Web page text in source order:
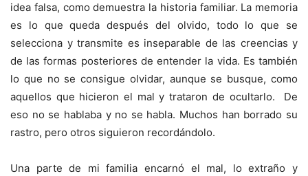
idea falsa, como demuestra la historia familiar. La memoria
es lo que queda después del olvido, todo lo que se
selecciona y transmite es inseparable de las creencias y
de las formas posteriores de entender la vida. Es también
lo que no se consigue olvidar, aunque se busque, como
aquellos que hicieron el mal y trataron de ocultarlo. De
eso no se hablaba y no se habla. Muchos han borrado su
rastro, pero otros siguieron recordándolo.
Una parte de mi familia encarnó el mal, lo extraño y